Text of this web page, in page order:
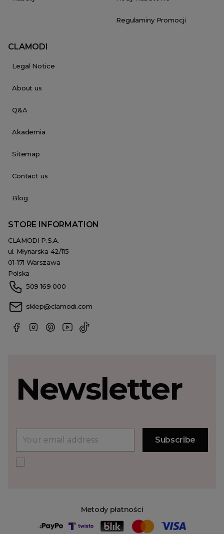
Regulaminy Promocji
CLAMODI
Legal Notice
About us
Q&A
Akademia
Sitemap
Contact us
Blog
STORE INFORMATION
CLAMODI P.S.A.
ul. Młynarska 42/115
01-171 Warszawa
Polska
509 169 000
sklep@clamodi.com
Metody płatności
Newsletter